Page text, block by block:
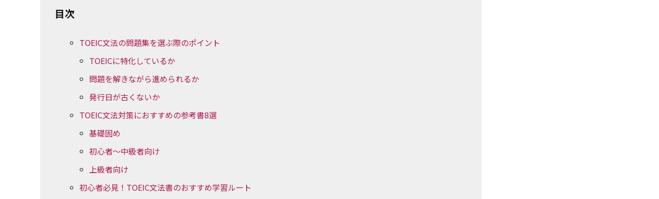
目次
TOEIC文法の問題集を選ぶ際のポイント
TOEICに特化しているか
問題を解きながら進められるか
発行日が古くないか
TOEIC文法対策におすすめの参考書8選
基礎固め
初心者～中級者向け
上級者向け
初心者必見！TOEIC文法書のおすすめ学習ルート